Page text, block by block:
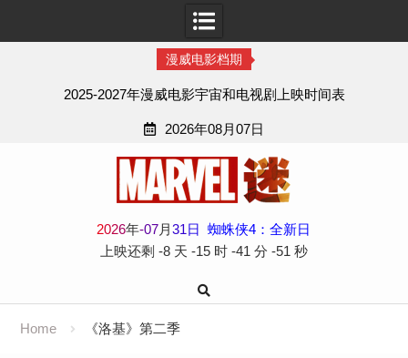
漫威电影档期
2025-2027年漫威电影宇宙和电视剧上映时间表
2026年08月07日
2026年-07月31日
蜘蛛侠4：全新日
上映还剩 -8 天 -15 时 -41 分 -52 秒
Home 《洛基》第二季